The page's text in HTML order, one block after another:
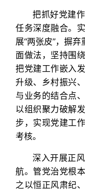
把抓好党建
任务深度融合。
展“两张皮”，摒
面做法，坚持围
把党建工作嵌入
升级、乡村振兴
与业务的结合点
以组织聚力破解
步，实现党建工
考核。
深入开展正
航。管党治党根
之以恒正风肃纪